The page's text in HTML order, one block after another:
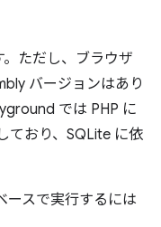
ただし、ブラウザ
バージョンはあり
では PHP に
ており、SQLite に依
ースで実行するには